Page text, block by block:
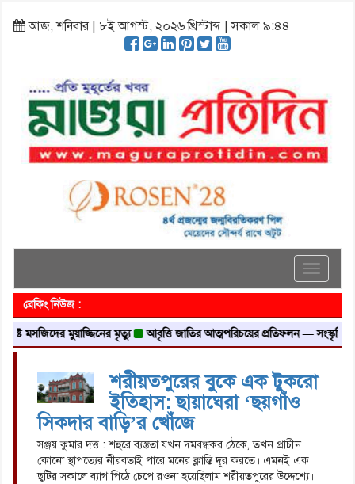
আজ, শনিবার | ৮ই আগস্ট, ২০২৬ খ্রিস্টাব্দ | সকাল ৯:৪৪
Toggle
ব্রেকিং নিউজ :
মসজিদের মুয়াজ্জিনের মৃত্যু আবৃত্তি জাতির আত্মপরিচয়ের প্রতিফলন — সংস্কৃতি মন্ত্রী
শরীয়তপুরের বুকে এক টুকরো
ইতিহাস: ছায়াঘেরা ‘ছয়গাঁও
সিকদার বাড়ি’র খোঁজে
সঞ্জয় কুমার দত্ত : শহুরে ব্যস্ততা যখন দমবন্ধকর ঠেকে, তখন প্রাচীন
কোনো স্থাপত্যের নীরবতাই পারে মনের ক্লান্তি দূর করতে। এমনই এক
ছুটির সকালে ব্যাগ পিঠে চেপে রওনা হয়েছিলাম শরীয়তপুরের উদ্দেশ্যে।